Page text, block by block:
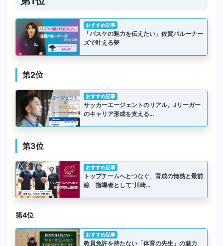
おすすめ記事
「バスケの魅力を伝えたい」佐賀バルーナー
ズで叶える夢
第2位
おすすめ記事
サッカーエージェントのリアル。Jリーガー
のキャリア形成を支える…
第3位
おすすめ記事
トップチームへとつなぐ、育成の情熱と最前
線 指導者として“川崎…
第4位
おすすめ記事
教員免許を持たない「体育の先生」の魅力